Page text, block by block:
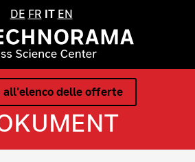
DE FR IT EN
delle offerte